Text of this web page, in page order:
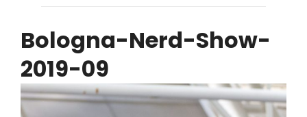
Bologna-Nerd-Show-
2019-09